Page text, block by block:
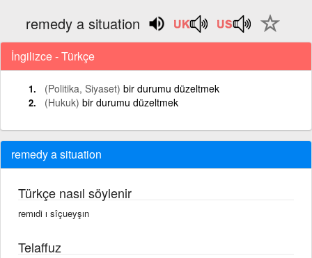
remedy a situation
İngilizce - Türkçe
(Politika, Siyaset) bir durumu düzeltmek
(Hukuk) bir durumu düzeltmek
remedy a situation
Türkçe nasıl söylenir
remıdi ı sîçueyşın
Telaffuz